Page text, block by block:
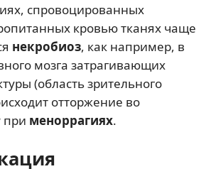
спровоцированных
кровью тканях чаще
некробиоз, как например, в
мозга затрагивающих
(область зрительного
отторжение во
меноррагиях.